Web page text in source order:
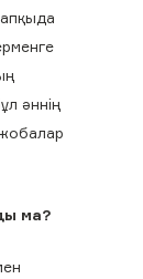
әннің
ма?